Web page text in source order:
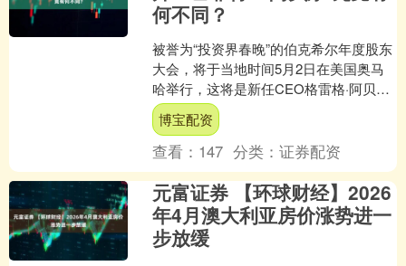
何不同？
被誉为“投资界春晚”的伯克希尔年度股东
大会，将于当地时间5月2日在美国奥马
哈举行，这将是新任CEO格雷格·阿贝尔
首次独立主持这一盛会。巴菲特将从台
前的主角变为一....
博宝配资
查看： 147 分类：证券配资
元富证券 【环球财经】2026
年4月澳大利亚房价涨势进一
步放缓